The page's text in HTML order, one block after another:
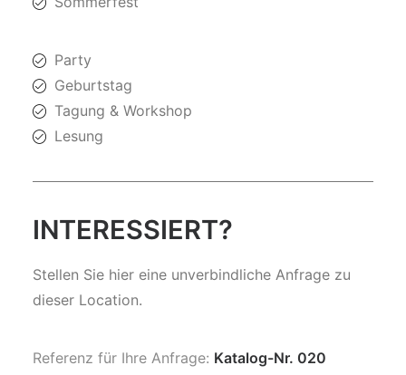
Party
Geburtstag
Tagung & Workshop
Lesung
INTERESSIERT?
Stellen Sie hier eine unverbindliche Anfrage zu
dieser Location.
Referenz für Ihre Anfrage: Katalog-Nr. 020